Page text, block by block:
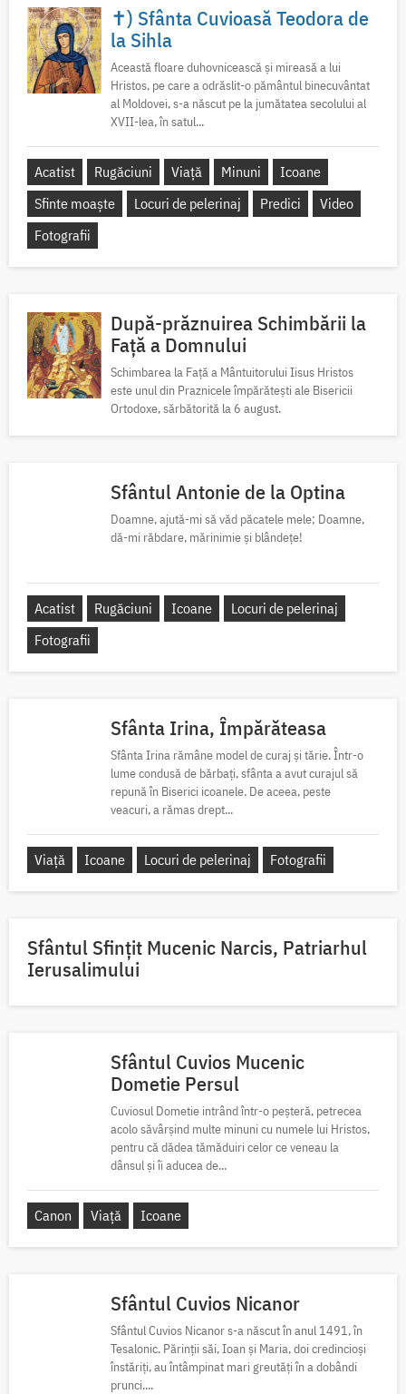
✝) Sfânta Cuvioasă Teodora de
la Sihla
Această floare duhovnicească și mireasă a lui
Hristos, pe care a odrăslit-o pământul binecuvântat
al Moldovei, s-a născut pe la jumătatea secolului al
XVII-lea, în satul...
Acatist Rugăciuni Viață Minuni
Icoane
Sfinte moaște
Locuri de pelerinaj Predici
Video
Fotografii
După-prăznuirea Schimbării la
Față a Domnului
Schimbarea la Față a Mântuitorului Iisus Hristos
este unul din Praznicele împărătești ale Bisericii
Ortodoxe, sărbătorită la 6 august.
Sfântul Antonie de la Optina
Doamne, ajută-mi să văd păcatele mele; Doamne,
dă-mi răbdare, mărinimie şi blândeţe!
Acatist Rugăciuni Icoane
Locuri de pelerinaj
Fotografii
Sfânta Irina, Împărăteasa
Sfânta Irina rămâne model de curaj și tărie. Într-o
lume condusă de bărbați, sfânta a avut curajul să
repună în Biserici icoanele. De aceea, peste
veacuri, a rămas drept...
Viață Icoane Locuri de pelerinaj Fotografii
Sfântul Sfinţit Mucenic Narcis, Patriarhul
Ierusalimului
Sfântul Cuvios Mucenic
Dometie Persul
Cuviosul Dometie intrând într-o peșteră, petrecea
acolo săvârșind multe minuni cu numele lui Hristos,
pentru că dădea tămăduiri celor ce veneau la
dânsul și îi aducea de...
Canon Viață Icoane
Sfântul Cuvios Nicanor
Sfântul Cuvios Nicanor s-a născut în anul 1491, în
Tesalonic. Părinții săi, Ioan și Maria, doi credincioși
înstăriți, au întâmpinat mari greutăți în a dobândi
prunci....